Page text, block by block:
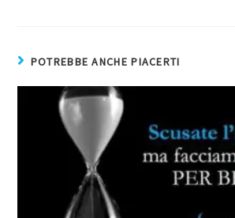
POTREBBE ANCHE PIACERTI